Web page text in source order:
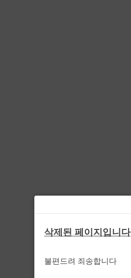
삭제된 페이지입니다
불편드려 죄송합니다